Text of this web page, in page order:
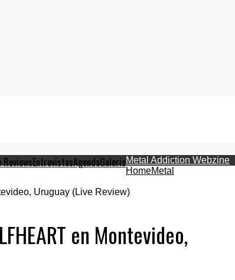
ReviewsEntrevistasAgendaGaleriaMetal Addiction Webzine
HomeMetal
en Montevideo,